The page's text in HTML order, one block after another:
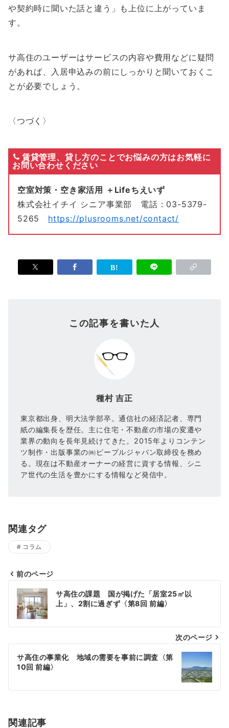
や契約時に聞いた話と違う」も上位に上がっていま
す。
サ高住のユーザーはサービスの内容や費用などに疑問
があれば、入居申込みの前にしっかりと聞いておくこ
とが必要でしょう。
〈つづく〉
賃貸管理、貸し方のことでお悩みの方はお気軽に
お問い合わせください
空室対策・空き家活用 ＋Lifeちえいず
株式会社イチイ シニア事業部 電話：03-5379-
5265 https://plusrooms.net/contact/
この記事を書いた人
種村 吉正
東京都出身、明大法学部卒。通信社の経済記者、専門
紙の編集長を歴任。主に住宅・不動産の市場の変遷や
業界の動向を長年見続けてきた。2015年よりコンテン
ツ制作・出版事業の㈱ピープルジャパン取締役を務め
る。現在は不動産オーナーの経営に資する情報、シニ
ア世代の生活を豊かにする情報など発信中。
関連タグ
コラム
投
稿
ナ
ビ
ゲ
ー
前のページ
サ高住の課題 国が掲げた「居室25㎡以
上」、2割に過ぎず〈第8回 前編〉
次のページ
サ高住の事業化 地域の需要を事前に調査〈第
10回 前編〉
関連記事